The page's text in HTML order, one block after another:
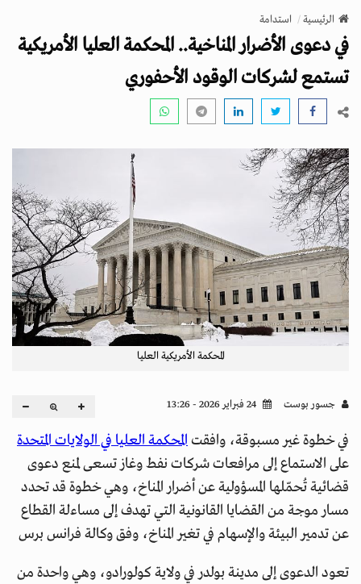
v
g
a
n
الرئيسية استدامة
في دعوى الأضرار المناخية.. المحكمة العليا الأمريكية
تستمع لشركات الوقود الأحفوري
المحكمة الأمريكية العليا
جسور بوست
في خطوة غير مسبوقة، وافقتالمحكمة العليا في الولايات المتحدة
على الاستماع إلى مرافعات شركات نفط وغاز تسعى لمنع دعوى
قضائية تُحمّلها المسؤولية عن أضرار المناخ، وهي خطوة قد تحدد
مسار موجة من القضايا القانونية التي تهدف إلى مساءلة القطاع
عن تدمير البيئة والإسهام في تغير المناخ، وفق وكالة فرانس برس
تعود الدعوى إلى مدينة بولدر في ولاية كولورادو، وهي واحدة من